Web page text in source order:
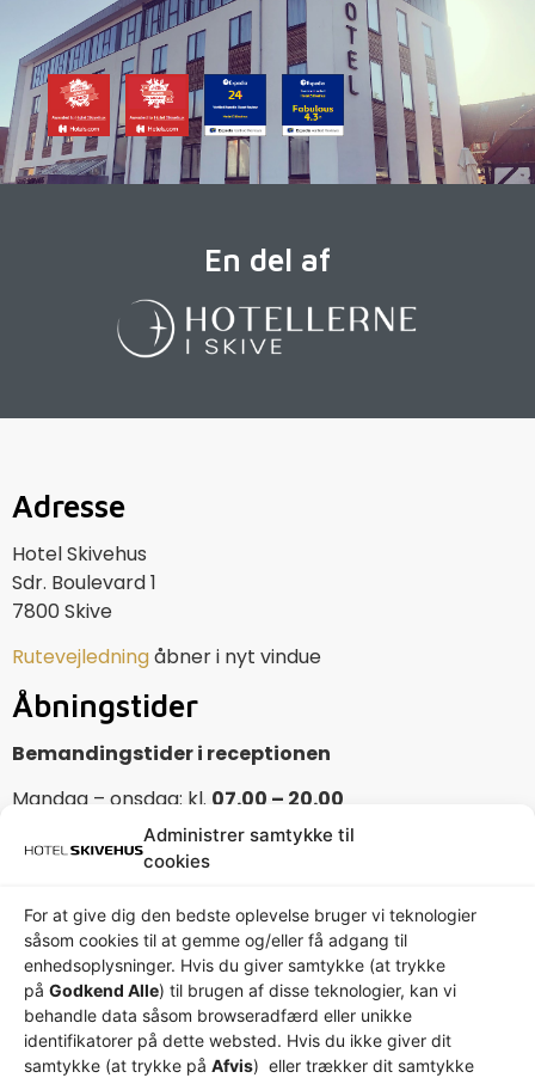
Administrer samtykke til
cookies
For at give dig den bedste oplevelse bruger vi teknologier
såsom cookies til at gemme og/eller få adgang til
enhedsoplysninger. Hvis du giver samtykke (at trykke
på Godkend Alle) til brugen af ​​disse teknologier, kan vi
behandle data såsom browseradfærd eller unikke
identifikatorer på dette websted. Hvis du ikke giver dit
samtykke (at trykke på Afvis) eller trækker dit samtykke
En del af
Adresse
Hotel Skivehus
Sdr. Boulevard 1
7800 Skive
Rutevejledningåbner i nyt vindue
Åbningstider
Bemandingstider i receptionen
Mandag – onsdag: kl. 07.00 – 20.00
Torsdag – fredag: kl.07.00 – 18.00
Lørdag: kl.08.00 – 18.00
Check-in fra kl. 14.00
Check-ud senest kl. 11.00
Hvis du ankommer uden for receptionens
åbningstid, så kontakt os venligst.